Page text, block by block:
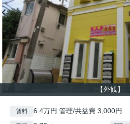
【外観】
賃料 6.4万円 管理/共益費 3,000円